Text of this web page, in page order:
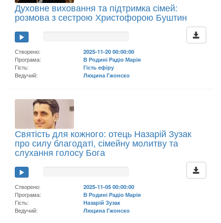
Духовне виховання та підтримка сімей:
розмова з сестрою Христофорою Буштин
Створено:
2025-11-20 00:00:00
Програма:
В Родині Радіо Марія
Гість:
Гість ефіру
Ведучий:
Люцина Гжонско
Святість для кожного: отець Назарій Зузак
про силу благодаті, сімейну молитву та
слухання голосу Бога
Створено:
2025-11-05 00:00:00
Програма:
В Родині Радіо Марія
Гість:
Назарій Зузак
Ведучий:
Люцина Гжонско